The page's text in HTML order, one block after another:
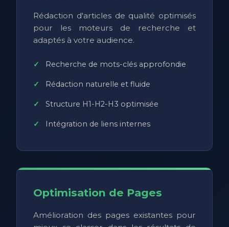
Rédaction d'articles de qualité optimisés
pour les moteurs de recherche et
adaptés à votre audience.
Recherche de mots-clés approfondie
Rédaction naturelle et fluide
Structure H1-H2-H3 optimisée
Intégration de liens internes
Optimisation de Pages
Amélioration des pages existantes pour